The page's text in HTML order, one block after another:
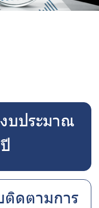
บประมาณ
ติดตามการ